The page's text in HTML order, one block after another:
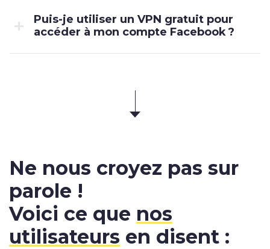
Puis-je utiliser un VPN gratuit pour
accéder à mon compte Facebook ?
Ne nous croyez pas sur
parole !
Voici ce que nos
utilisateurs en disent :